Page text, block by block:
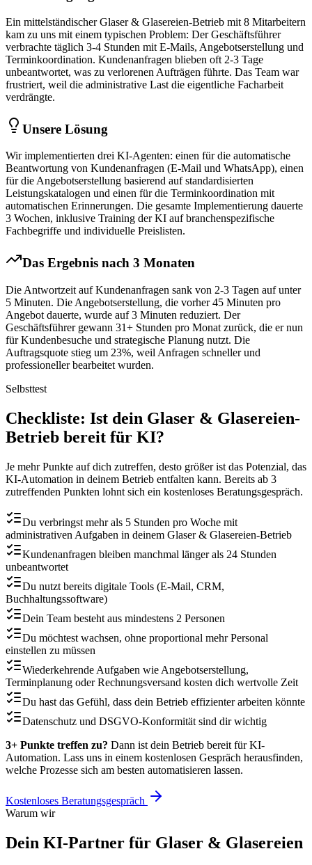
Ein mittelständischerGlaser & Glasereien-Betrieb mit 8 Mitarbeitern
kam zu uns mit einem typischen Problem: Der Geschäftsführer
verbrachte täglich 3-4 Stunden mit E-Mails, Angebotserstellung und
Terminkoordination. Kundenanfragen blieben oft 2-3 Tage
unbeantwortet, was zu verlorenen Aufträgen führte. Das Team war
frustriert, weil die administrative Last die eigentliche Facharbeit
verdrängte.
Unsere Lösung
Wir implementierten drei KI-Agenten: einen für die automatische
Beantwortung von Kundenanfragen (E-Mail und WhatsApp), einen
für die Angebotserstellung basierend auf standardisierten
Leistungskatalogen und einen für die Terminkoordination mit
automatischen Erinnerungen. Die gesamte Implementierung dauerte
3 Wochen, inklusive Training der KI auf branchenspezifische
Fachbegriffe und individuelle Preislisten.
Das Ergebnis nach 3 Monaten
Die Antwortzeit auf Kundenanfragen sank von 2-3 Tagen auf unter
5 Minuten. Die Angebotserstellung, die vorher 45 Minuten pro
Angebot dauerte, wurde auf 3 Minuten reduziert. Der
Geschäftsführer gewann 31+ Stunden pro Monat zurück, die er nun
für Kundenbesuche und strategische Planung nutzt. Die
Auftragsquote stieg um 23%, weil Anfragen schneller und
professioneller bearbeitet wurden.
Selbsttest
Checkliste: Ist dein Glaser & Glasereien-
Betrieb bereit für KI?
Je mehr Punkte auf dich zutreffen, desto größer ist das Potenzial, das
KI-Automation in deinem Betrieb entfalten kann. Bereits ab 3
zutreffenden Punkten lohnt sich ein kostenloses Beratungsgespräch.
Du verbringst mehr als 5 Stunden pro Woche mit
administrativen Aufgaben in deinem Glaser & Glasereien-Betrieb
Kundenanfragen bleiben manchmal länger als 24 Stunden
unbeantwortet
Du nutzt bereits digitale Tools (E-Mail, CRM,
Buchhaltungssoftware)
Dein Team besteht aus mindestens 2 Personen
Du möchtest wachsen, ohne proportional mehr Personal
einstellen zu müssen
Wiederkehrende Aufgaben wie Angebotserstellung,
Terminplanung oder Rechnungsversand kosten dich wertvolle Zeit
Du hast das Gefühl, dass dein Betrieb effizienter arbeiten könnte
Datenschutz und DSGVO-Konformität sind dir wichtig
3+ Punkte treffen zu? Dann ist dein Betrieb bereit für KI-
Automation. Lass uns in einem kostenlosen Gespräch herausfinden,
welche Prozesse sich am besten automatisieren lassen.
Kostenloses Beratungsgespräch
Warum wir
Dein KI-Partner für Glaser & Glasereien